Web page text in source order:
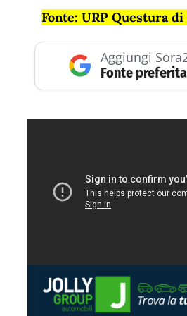
Fonte: URP Questura
Aggiungi
Fonte